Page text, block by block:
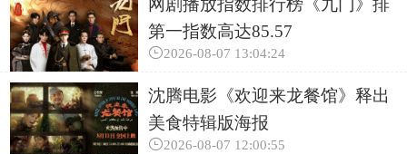
网剧播放指数排行榜《九门》排
第一指数高达85.57
2026-08-07 13:04:24
沈腾电影《欢迎来龙餐馆》释出
美食特辑版海报
2026-08-07 12:00:55